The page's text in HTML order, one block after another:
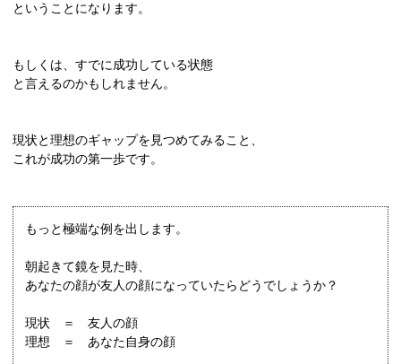
ということになります。
もしくは、すでに成功している状態
と言えるのかもしれません。
現状と理想のギャップを見つめてみること、
これが成功の第一歩です。
もっと極端な例を出します。
朝起きて鏡を見た時、
あなたの顔が友人の顔になっていたらどうでしょうか？
現状 ＝ 友人の顔
理想 ＝ あなた自身の顔